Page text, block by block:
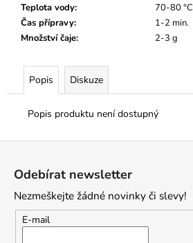
Teplota vody:
70-80 °C
Čas přípravy:
1-2 min.
Množství čaje: 2-3 g
Popis Diskuze
Popis produktu není dostupný
Odebírat newsletter
Nezmeškejte žádné novinky či slevy!
E-mail